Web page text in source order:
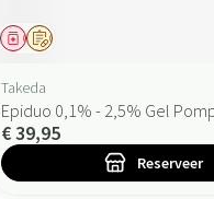
Op voorschrift
Geneesmiddel
Takeda
Epiduo 0,1% - 2,5% Gel
€ 39,95
Reserveer